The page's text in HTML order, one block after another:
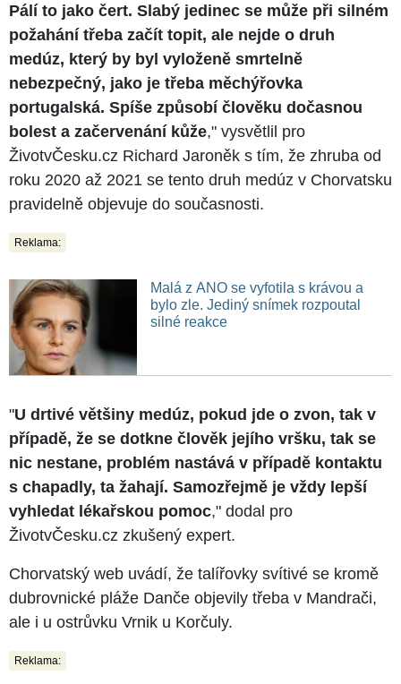
Pálí to jako čert. Slabý jedinec se může při silném
požahání třeba začít topit, ale nejde o druh
medúz, který by byl vyloženě smrtelně
nebezpečný, jako je třeba měchýřovka
portugalská. Spíše způsobí člověku dočasnou
bolest a začervenání kůže," vysvětlil pro
ŽivotvČesku.cz Richard Jaroněk s tím, že zhruba od
roku 2020 až 2021 se tento druh medúz v Chorvatsku
pravidelně objevuje do současnosti.
Reklama:
Malá z ANO se vyfotila s krávou a
bylo zle. Jediný snímek rozpoutal
silné reakce
"U drtivé většiny medúz, pokud jde o zvon, tak v
případě, že se dotkne člověk jejího vršku, tak se
nic nestane, problém nastává v případě kontaktu
s chapadly, ta žahají. Samozřejmě je vždy lepší
vyhledat lékařskou pomoc," dodal pro
ŽivotvČesku.cz zkušený expert.
Chorvatský web uvádí, že talířovky svítivé se kromě
dubrovnické pláže Danče objevily třeba v Mandrači,
ale i u ostrůvku Vrnik u Korčuly.
Reklama: